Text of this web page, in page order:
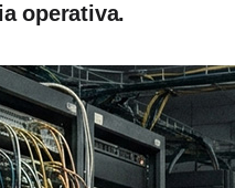
operativa.